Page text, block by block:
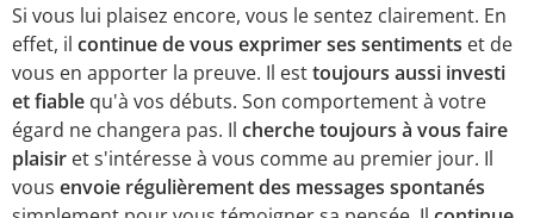
Si vous lui plaisez encore, vous le sentez clairement. En
effet, il continue de vous exprimer ses sentiments et de
vous en apporter la preuve. Il esttoujours aussi investi
et fiable qu'à vos débuts. Son comportement à votre
égard ne changera pas. Il cherche toujours à vous faire
plaisir et s'intéresse à vous comme au premier jour. Il
vous envoie régulièrement des messages spontanés